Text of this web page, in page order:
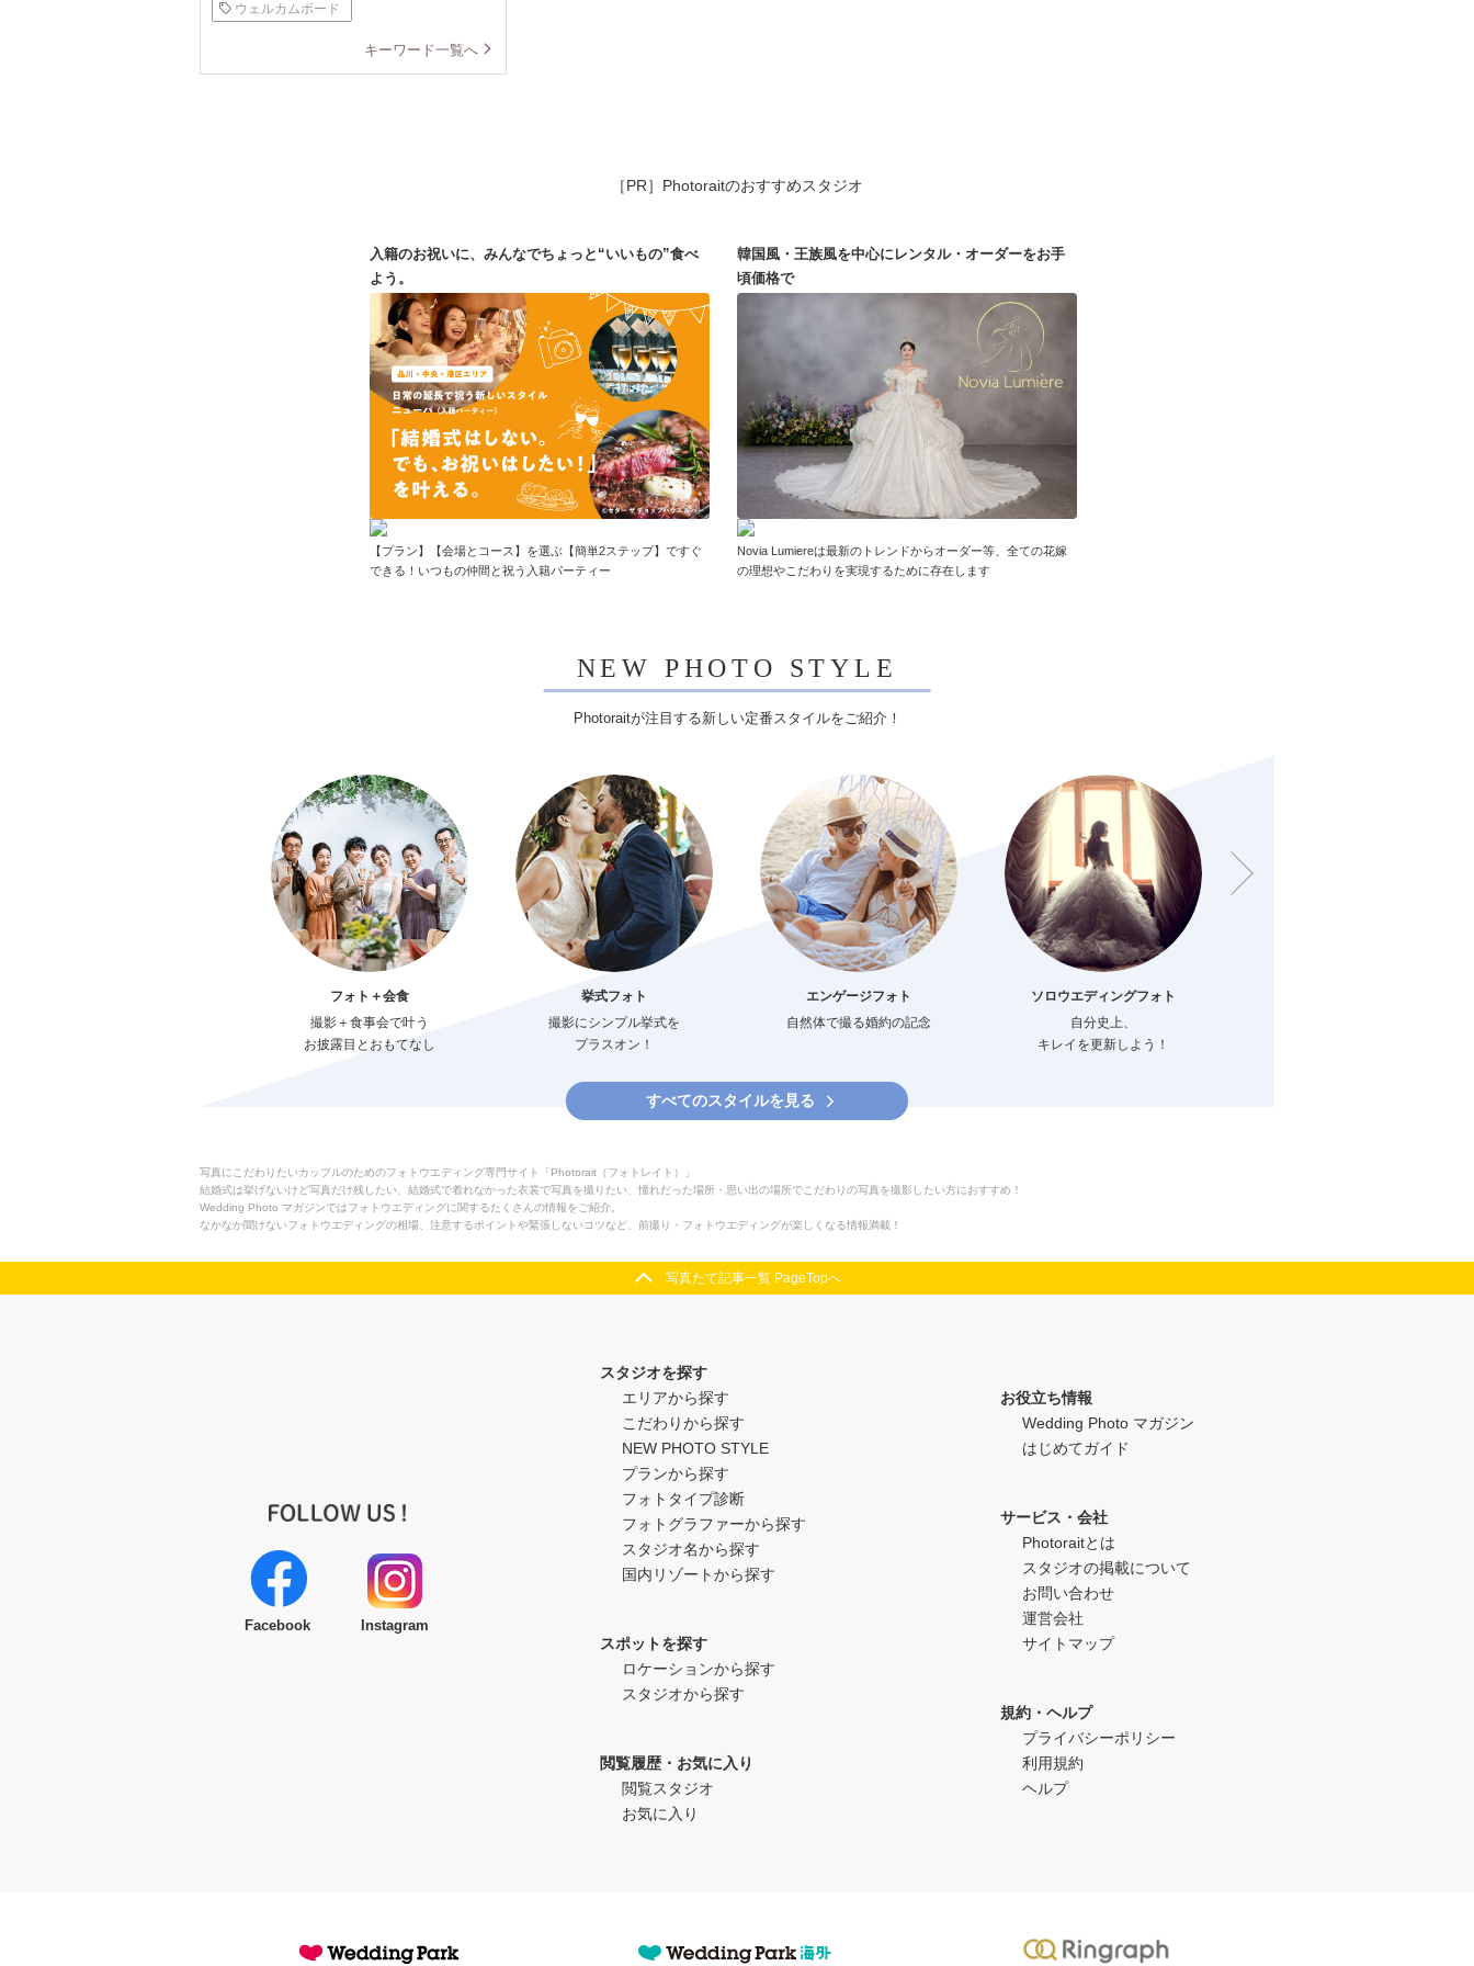
ウェルカムボード
キーワード一覧へ
［PR］Photoraitのおすすめスタジオ
入籍のお祝いに、みんなでちょっと“いいもの”食べ
よう。
【プラン】【会場とコース】を選ぶ【簡単2ステップ】ですぐ
できる！いつもの仲間と祝う入籍パーティー
韓国風・王族風を中心にレンタル・オーダーをお手
頃価格で
Novia Lumiereは最新のトレンドからオーダー等、全ての花嫁
の理想やこだわりを実現するために存在します
NEW PHOTO STYLE
Photoraitが注目する新しい定番スタイルをご紹介！
フォト＋会食
撮影＋食事会で叶う
お披露目とおもてなし
挙式フォト
撮影にシンプル挙式を
プラスオン！
エンゲージフォト
自然体で撮る婚約の記念
ソロウエディングフォト
自分史上、
キレイを更新しよう！
すべてのスタイルを見る
写真にこだわりたいカップルのためのフォトウエディング専門サイト「Photorait（フォトレイト）」
結婚式は挙げないけど写真だけ残したい、結婚式で着れなかった衣裳で写真を撮りたい、憧れだった場所・思い出の場所でこだわりの写真を撮影したい方におすすめ！
Wedding Photo マガジンではフォトウエディングに関するたくさんの情報をご紹介。
なかなか聞けないフォトウエディングの相場、注意するポイントや緊張しないコツなど、前撮り・フォトウエディングが楽しくなる情報満載！
写真たて記事一覧 PageTopへ
Facebook Instagram
スタジオを探す
エリアから探す
こだわりから探す
NEW PHOTO STYLE
プランから探す
フォトタイプ診断
フォトグラファーから探す
スタジオ名から探す
国内リゾートから探す
スポットを探す
ロケーションから探す
スタジオから探す
閲覧履歴・お気に入り
閲覧スタジオ
お気に入り
お役立ち情報
Wedding Photo マガジン
はじめてガイド
サービス・会社
Photoraitとは
スタジオの掲載について
お問い合わせ
運営会社
サイトマップ
規約・ヘルプ
プライバシーポリシー
利用規約
ヘルプ